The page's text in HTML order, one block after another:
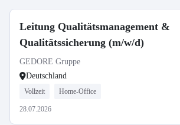
Leitung Qualitätsmanagement &
Qualitätssicherung (m/w/d)
GEDORE Gruppe
Deutschland
Vollzeit Home-Office
28.07.2026